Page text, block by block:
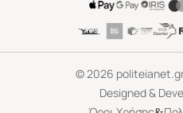
©2026
Designed &